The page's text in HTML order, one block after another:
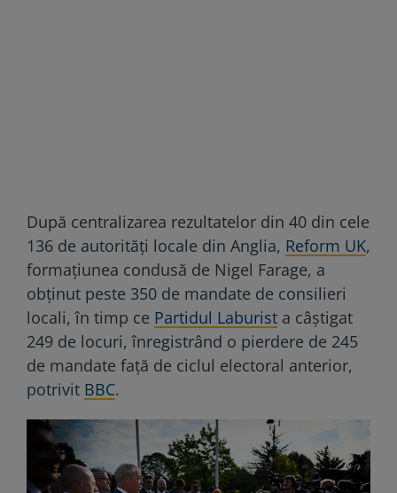
După centralizarea rezultatelor din 40 din cele
136 de autorități locale din Anglia, Reform UK,
formațiunea condusă de Nigel Farage, a
obținut peste 350 de mandate de consilieri
locali, în timp ce Partidul Laburist a câștigat
249 de locuri, înregistrând o pierdere de 245
de mandate față de ciclul electoral anterior,
potrivit BBC.